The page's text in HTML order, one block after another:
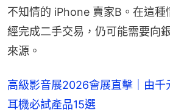
不知情的 iPhone 賣家B。在這種
經完成二手交易，仍可能需要向
來源。
高級影音展2026會展直擊｜由千
耳機必試產品15選